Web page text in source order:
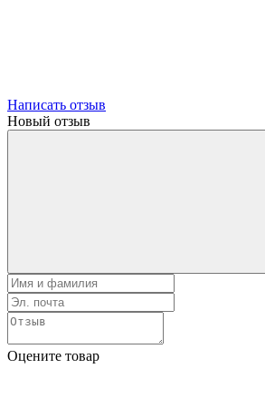
Написать отзыв
Новый отзыв
Оцените товар